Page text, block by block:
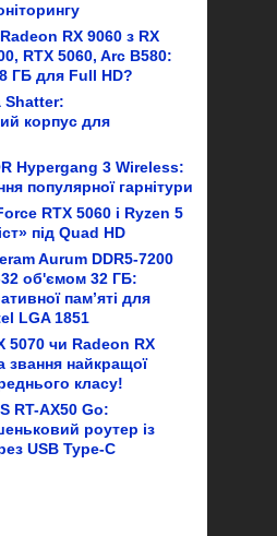
RX 9060 з RX
RTX 5060, Arc B580:
ГБ для Full HD?
Shatter:
корпус для
Hypergang 3 Wireless:
популярної гарнітури
RTX 5060 і Ryzen 5
під Quad HD
Aurum DDR5-7200
32 об'ємом 32 ГБ:
пам’яті для
LGA 1851
5070 чи Radeon RX
звання найкращої
класу!
RT-AX50 Go:
роутер із
USB Type-C